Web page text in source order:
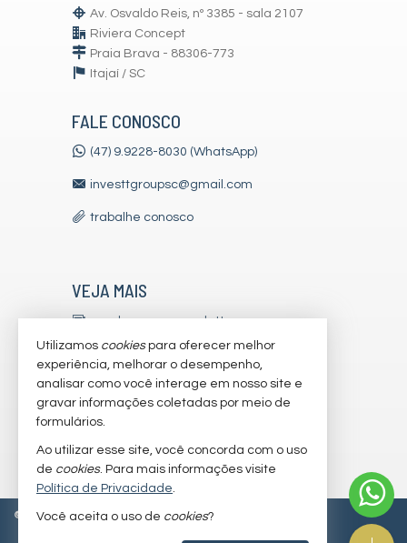
Av. Osvaldo Reis, nº 3385 - sala 2107
Riviera Concept
Praia Brava - 88306-773
Itajaí / SC
FALE CONOSCO
(47) 9.9228-8030 (WhatsApp)
investtgroupsc@gmail.com
trabalhe conosco
VEJA MAIS
receba nosso newsletter
indicadores financeiros
cadastre seu imóvel
imóveis favoritos
mapa de imóveis
© 2026 CRECI/SC 7179-J Política de Privacidade
Utilizamos cookiespara oferecer melhor
experiência, melhorar o desempenho,
analisar como você interage em nosso site e
gravar informações coletadas por meio de
formulários.
Ao utilizar esse site, você concorda com o uso
de cookies. Para mais informações visite
Política de Privacidade.
Você aceita o uso de cookies?